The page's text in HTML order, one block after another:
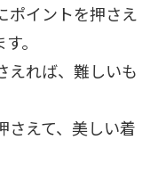
ポイントを押さえ
。
えれば、難しいも
さえて、美しい着